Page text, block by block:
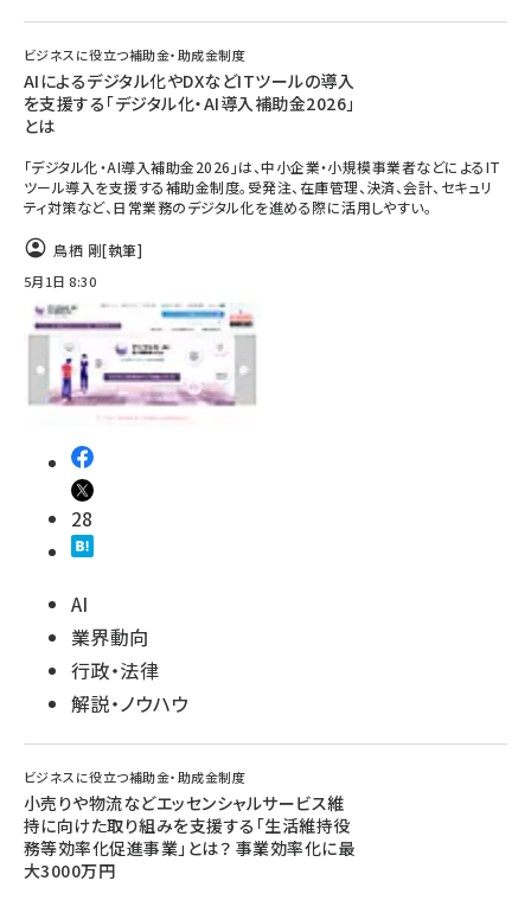
ビジネスに役立つ補助金・助成金制度
AIによるデジタル化やDXなどITツールの導入
を支援する「デジタル化・AI導入補助金2026」
とは
「デジタル化・AI導入補助金2026」は、中小企業・小規模事業者などによるIT
ツール導入を支援する補助金制度。受発注、在庫管理、決済、会計、セキュリ
ティ対策など、日常業務のデジタル化を進める際に活用しやすい。
鳥栖 剛[執筆]
5月1日 8:30
28
AI
業界動向
行政・法律
解説・ノウハウ
ビジネスに役立つ補助金・助成金制度
小売りや物流などエッセンシャルサービス維
持に向けた取り組みを支援する「生活維持役
務等効率化促進事業」とは？ 事業効率化に最
大3000万円